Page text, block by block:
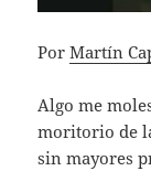
PorMartín
Algo me
moritorio de
sin mayores